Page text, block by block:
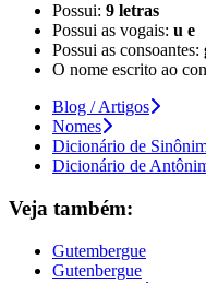
Possui: 9 letras
Possui as vogais: u e
Possui as consoantes:
O nome escrito ao
Blog / Artigos
Nomes
Dicionário de
Dicionário de
Veja também:
Gutembergue
Gutenbergue